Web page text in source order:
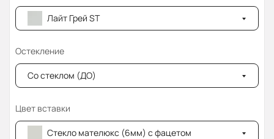
Лайт Грей ST
Остекление
Со стеклом (ДО)
Цвет вставки
Стекло мателюкс (6мм) с фацетом